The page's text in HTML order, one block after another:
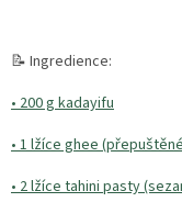
📝 Ingredience:
• 200 g kadayifu
• 1 lžíce ghee
• 2 lžíce tahini pasty